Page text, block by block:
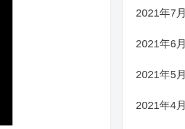
2021年7月
2021年6月
2021年5月
2021年4月